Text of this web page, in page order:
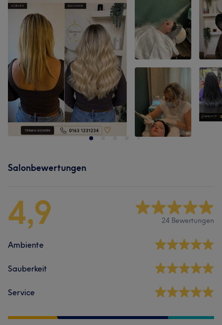
Salonbewertungen
4,9 24 Bewertungen
Ambiente
Sauberkeit
Service